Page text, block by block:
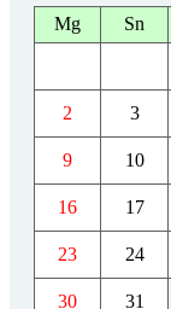
Mg Sn
2 3
9 10
16 17
23 24
30 31